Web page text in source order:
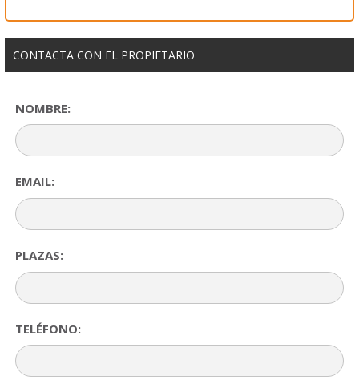
CONTACTA CON EL PROPIETARIO
NOMBRE:
EMAIL:
PLAZAS:
TELÉFONO: